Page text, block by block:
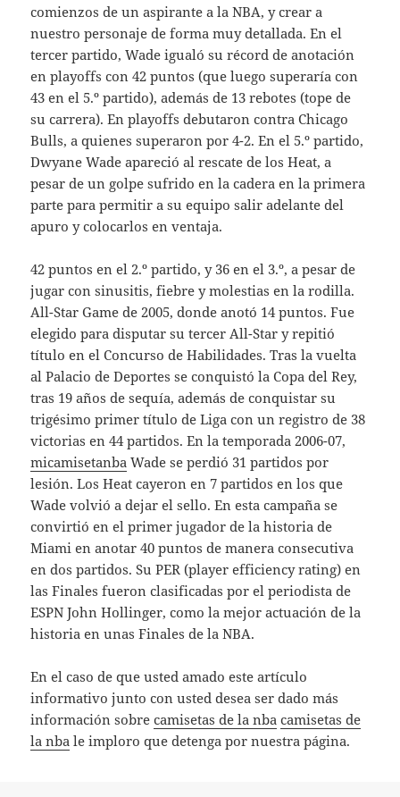
comienzos de un aspirante a la NBA, y crear a
nuestro personaje de forma muy detallada. En el
tercer partido, Wade igualó su récord de anotación
en playoffs con 42 puntos (que luego superaría con
43 en el 5.º partido), además de 13 rebotes (tope de
su carrera). En playoffs debutaron contra Chicago
Bulls, a quienes superaron por 4-2. En el 5.º partido,
Dwyane Wade apareció al rescate de los Heat, a
pesar de un golpe sufrido en la cadera en la primera
parte para permitir a su equipo salir adelante del
apuro y colocarlos en ventaja.
42 puntos en el 2.º partido, y 36 en el 3.º, a pesar de
jugar con sinusitis, fiebre y molestias en la rodilla.
All-Star Game de 2005, donde anotó 14 puntos. Fue
elegido para disputar su tercer All-Star y repitió
título en el Concurso de Habilidades. Tras la vuelta
al Palacio de Deportes se conquistó la Copa del Rey,
tras 19 años de sequía, además de conquistar su
trigésimo primer título de Liga con un registro de 38
victorias en 44 partidos. En la temporada 2006-07,
micamisetanba Wade se perdió 31 partidos por
lesión. Los Heat cayeron en 7 partidos en los que
Wade volvió a dejar el sello. En esta campaña se
convirtió en el primer jugador de la historia de
Miami en anotar 40 puntos de manera consecutiva
en dos partidos. Su PER (player efficiency rating) en
las Finales fueron clasificadas por el periodista de
ESPN John Hollinger, como la mejor actuación de la
historia en unas Finales de la NBA.
En el caso de que usted amado este artículo
informativo junto con usted desea ser dado más
información sobrecamisetas de la nba camisetas de
la nba le imploro que detenga por nuestra página.